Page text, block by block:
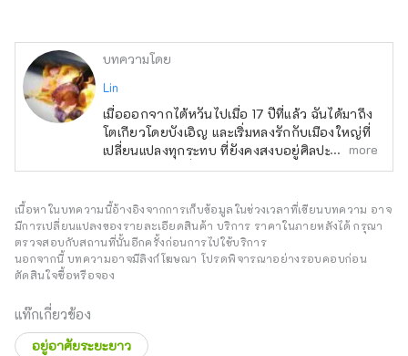
บทความโดย
Lin
เมื่อออกจากไต้หวันไปเมื่อ 17 ปีที่แล้ว ฉันได้มาถึง
โตเกียวโดยบังเอิญ และเริ่มหลงรักกับเมืองใหญ่ที่
เปลี่ยนแปลงทุกระทบ ที่ยังคงสงบอยู่ศิลปะและ
วัฒนธรรมท้องถิ่นไว้ระทังใจ ท่ามกลางการดูแล
ห่างจากสถานีประมาณ 15 นาทีเดิน กับความหนา
แน่นของประชากรประมาณ 30% แม้จะมีความ
เลือกตั้ง แต่ที่ฉันต้องการค้นหาความอร่อยคือ
และหลงรักในการทำอาหาร และการป้อนอาหาร
ผู้อื่น และกล่าวขอตนเองว่าเป็นสมาชิกสมาคมของ
more
เนื้อหาในบทความนี้อ้างอิงจากการเก็บข้อมูลในช่วงเวลาที่เขียนบทความ อาจ
มีการเปลี่ยนแปลงของรายละเอียดสินค้า บริการ ราคาในภายหลังได้ กรุณา
ตรวจสอบกับสถานที่นั้นอีกครั้งก่อนการไปใช้บริการ
นอกจากนี้ บทความอาจมีลิงก์โฆษณา โปรดพิจารณาอย่างรอบคอบก่อน
ตัดสินใจซื้อหรือจอง
แท๊กเกี่ยวข้อง
อยู่อาศัยระยะยาว